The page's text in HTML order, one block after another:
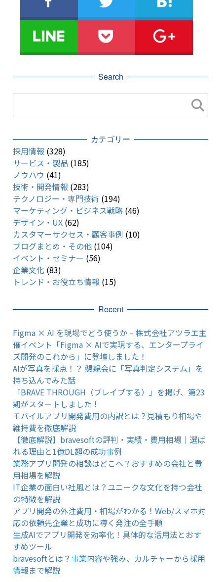
Search
カテゴリー
採用情報 (328)
サービス・製品 (185)
ノウハウ (41)
技術・開発情報 (283)
テクノロジー・専門技術 (194)
マーケティング・ビジネス戦略(46)
デザイン・UX(62)
カスタマーサクセス・顧客事例 (10)
ブログまとめ・その他(104)
イベント・セミナー (56)
企業文化 (83)
トレンド・お役立ち情報 (15)
Recent
Figma × AI を現場でどう使うか – 株式会社アツラエ主
催イベント「Figma × AIで実現する、エンタープライ
ズ開発のこれから」に登壇しました！
AIが写真を採点！？ 懇親会に「写真判定システム」を
持ち込んでみた話
「BRAVE THROUGH（ブレイブする）」を掲げ、第23
期がスタートしました！
モバイルアプリ開発費用の内訳とは？見積もり相場や
維持費を徹底解説
【徹底解説】bravesoftの評判・実績・費用相場｜選ば
れる理由と1億DL超の成功事例
業務アプリ開発の相談はどこへ？おすすめの会社と費
用相場を解説
IT企業の面白い社風とは？ユニークな文化を持つ会社
の特徴を解説
アプリ開発の外注費用・相場がわかる！Web/スマホ対
応の依頼先企業と成功に導く発注の全手順
生成AIでアプリ開発を効率化！具体的な活用法とおす
すめツール
bravesoftとは？事業内容や強み、カルチャーから採用
情報まで解説